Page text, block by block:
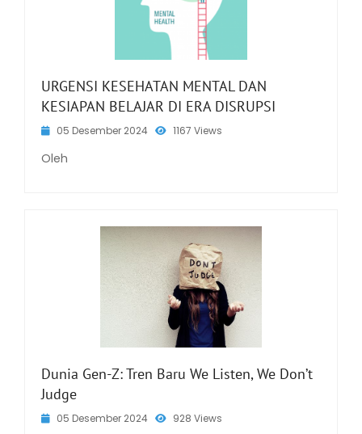
URGENSI KESEHATAN MENTAL DAN
KESIAPAN BELAJAR DI ERA DISRUPSI
05 Desember 2024 1167 Views
Oleh
Dunia Gen-Z: Tren Baru We Listen, We Don’t
Judge
05 Desember 2024 928 Views